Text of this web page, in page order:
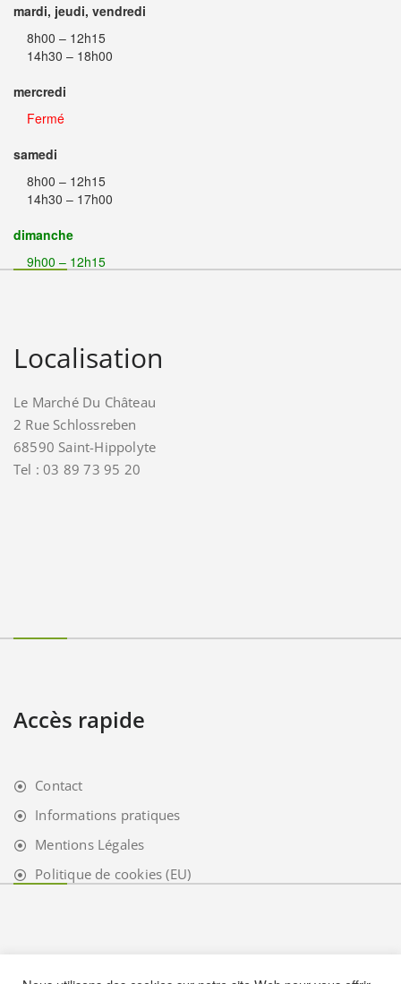
mardi, jeudi, vendredi
8h00 – 12h15
14h30 – 18h00
mercredi
Fermé
samedi
8h00 – 12h15
14h30 – 17h00
dimanche
9h00 – 12h15
Localisation
Le Marché Du Château
2 Rue Schlossreben
68590 Saint-Hippolyte
Tel : 03 89 73 95 20
Accès rapide
Contact
Informations pratiques
Mentions Légales
Politique de cookies (EU)